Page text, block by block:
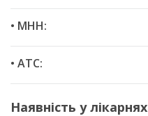
• МНН:
• ATC:
Наявність у лікарнях